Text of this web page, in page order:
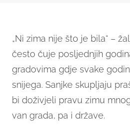
„Ni zima nije što je bila“ –
često čuje posljednjih
gradovima gdje svake
snijega. Sanjke skupljaju
bi doživjeli pravu zimu
van grada, pa i države.